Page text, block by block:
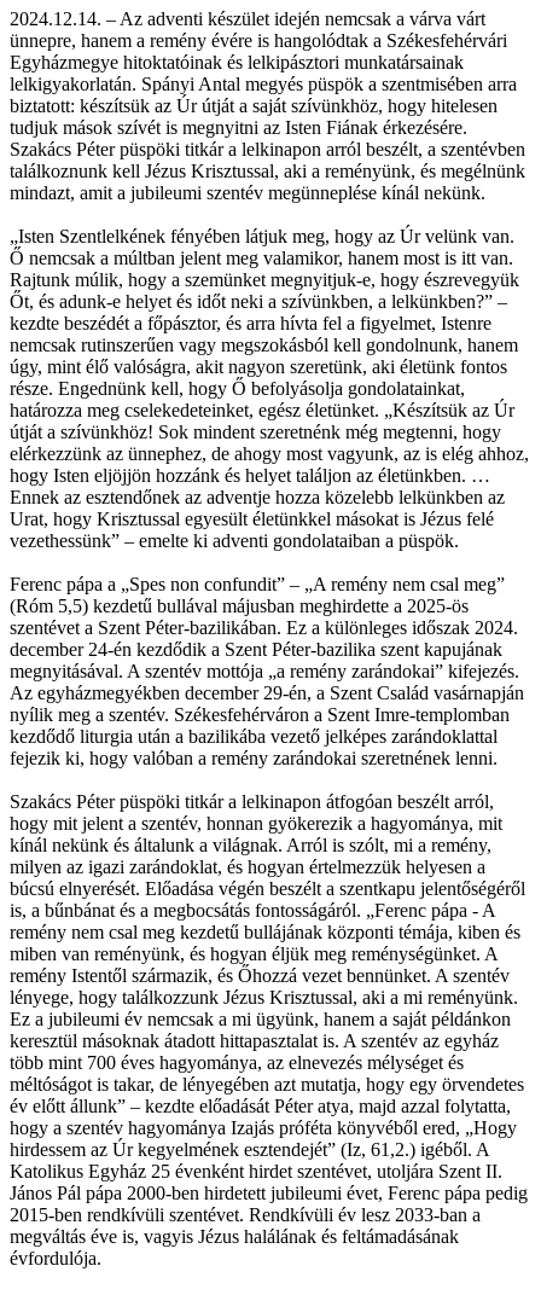
2024.12.14. – Az adventi készület idején nemcsak a várva várt
ünnepre, hanem a remény évére is hangolódtak a Székesfehérvári
Egyházmegye hitoktatóinak és lelkipásztori munkatársainak
lelkigyakorlatán. Spányi Antal megyés püspök a szentmisében arra
biztatott: készítsük az Úr útját a saját szívünkhöz, hogy hitelesen
tudjuk mások szívét is megnyitni az Isten Fiának érkezésére.
Szakács Péter püspöki titkár a lelkinapon arról beszélt, a szentévben
találkoznunk kell Jézus Krisztussal, aki a reményünk, és megélnünk
mindazt, amit a jubileumi szentév megünneplése kínál nekünk.
„Isten Szentlelkének fényében látjuk meg, hogy az Úr velünk van.
Ő nemcsak a múltban jelent meg valamikor, hanem most is itt van.
Rajtunk múlik, hogy a szemünket megnyitjuk-e, hogy észrevegyük
Őt, és adunk-e helyet és időt neki a szívünkben, a lelkünkben?” –
kezdte beszédét a főpásztor, és arra hívta fel a figyelmet, Istenre
nemcsak rutinszerűen vagy megszokásból kell gondolnunk, hanem
úgy, mint élő valóságra, akit nagyon szeretünk, aki életünk fontos
része. Engednünk kell, hogy Ő befolyásolja gondolatainkat,
határozza meg cselekedeteinket, egész életünket. „Készítsük az Úr
útját a szívünkhöz! Sok mindent szeretnénk még megtenni, hogy
elérkezzünk az ünnephez, de ahogy most vagyunk, az is elég ahhoz,
hogy Isten eljöjjön hozzánk és helyet találjon az életünkben. …
Ennek az esztendőnek az adventje hozza közelebb lelkünkben az
Urat, hogy Krisztussal egyesült életünkkel másokat is Jézus felé
vezethessünk” – emelte ki adventi gondolataiban a püspök.
Ferenc pápa a „Spes non confundit” – „A remény nem csal meg”
(Róm 5,5) kezdetű bullával májusban meghirdette a 2025-ös
szentévet a Szent Péter-bazilikában. Ez a különleges időszak 2024.
december 24-én kezdődik a Szent Péter-bazilika szent kapujának
megnyitásával. A szentév mottója „a remény zarándokai” kifejezés.
Az egyházmegyékben december 29-én, a Szent Család vasárnapján
nyílik meg a szentév. Székesfehérváron a Szent Imre-templomban
kezdődő liturgia után a bazilikába vezető jelképes zarándoklattal
fejezik ki, hogy valóban a remény zarándokai szeretnének lenni.
Szakács Péter püspöki titkár a lelkinapon átfogóan beszélt arról,
hogy mit jelent a szentév, honnan gyökerezik a hagyománya, mit
kínál nekünk és általunk a világnak. Arról is szólt, mi a remény,
milyen az igazi zarándoklat, és hogyan értelmezzük helyesen a
búcsú elnyerését. Előadása végén beszélt a szentkapu jelentőségéről
is, a bűnbánat és a megbocsátás fontosságáról. „Ferenc pápa - A
remény nem csal meg kezdetű bullájának központi témája, kiben és
miben van reményünk, és hogyan éljük meg reménységünket. A
remény Istentől származik, és Őhozzá vezet bennünket. A szentév
lényege, hogy találkozzunk Jézus Krisztussal, aki a mi reményünk.
Ez a jubileumi év nemcsak a mi ügyünk, hanem a saját példánkon
keresztül másoknak átadott hittapasztalat is. A szentév az egyház
több mint 700 éves hagyománya, az elnevezés mélységet és
méltóságot is takar, de lényegében azt mutatja, hogy egy örvendetes
év előtt állunk” – kezdte előadását Péter atya, majd azzal folytatta,
hogy a szentév hagyománya Izajás próféta könyvéből ered, „Hogy
hirdessem az Úr kegyelmének esztendejét” (Iz, 61,2.) igéből. A
Katolikus Egyház 25 évenként hirdet szentévet, utoljára Szent II.
János Pál pápa 2000-ben hirdetett jubileumi évet, Ferenc pápa pedig
2015-ben rendkívüli szentévet. Rendkívüli év lesz 2033-ban a
megváltás éve is, vagyis Jézus halálának és feltámadásának
évfordulója.